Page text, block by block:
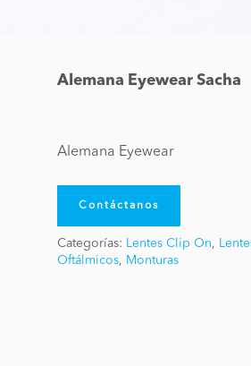
Alemana Eyewear Sacha
Alemana Eyewear
Contáctanos
Categorías: Lentes Clip On,
Oftálmicos, Monturas